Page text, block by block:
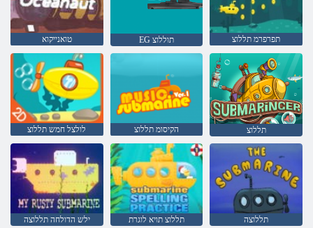
טואנייקוא EG תוללוצ תפרפרמ תללוצ
לולצל חמש תללוצ הקיסומ תללוצ תללוצ
ילש הדולחה תללוצה תללוצ תויא לוגרת תללוצה